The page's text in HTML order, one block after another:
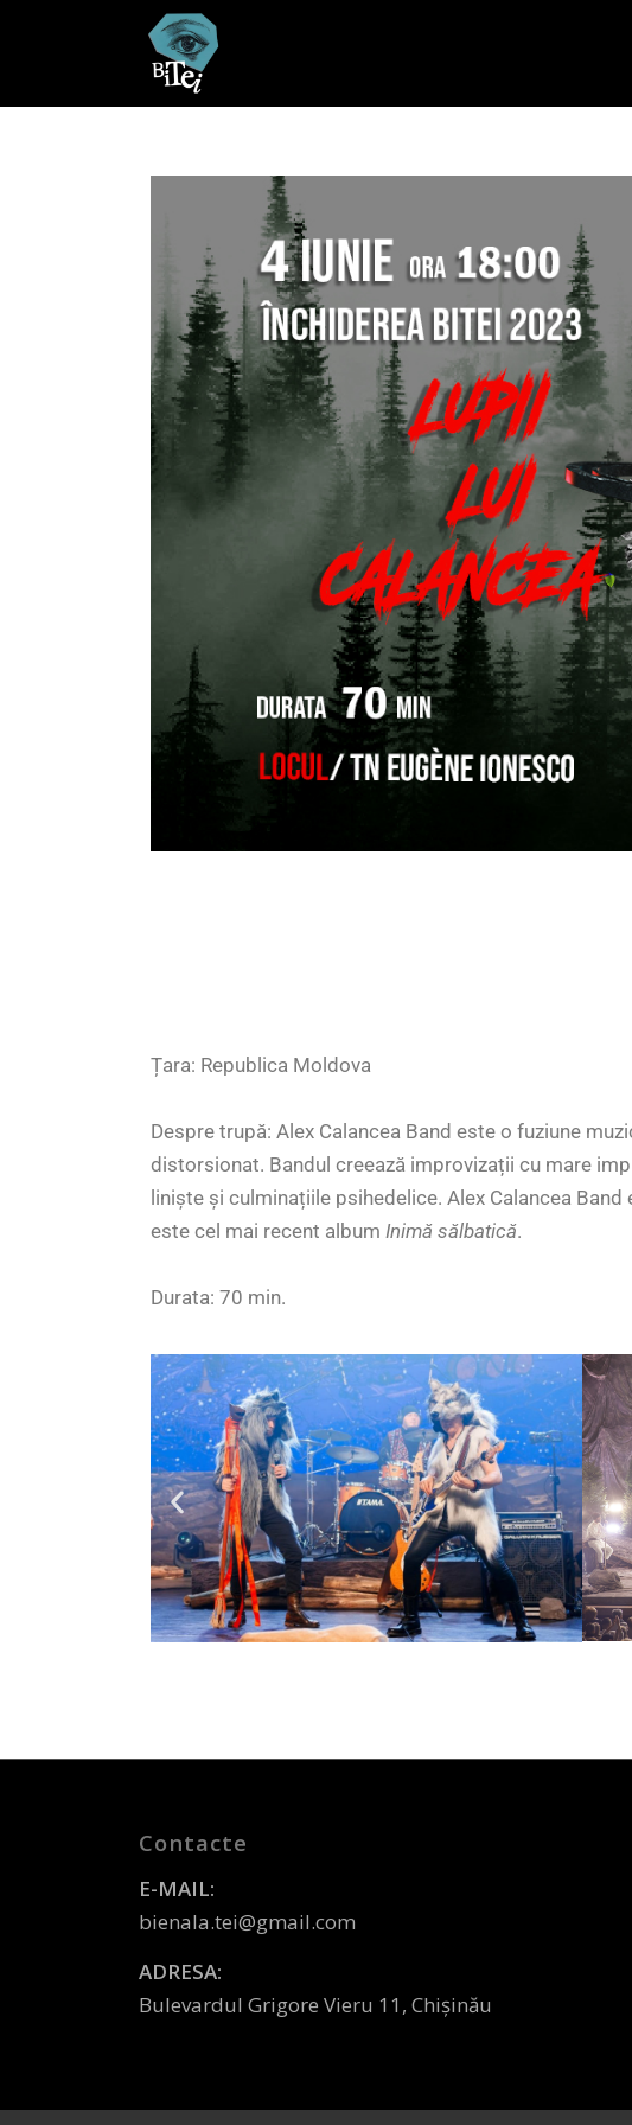
Țara: Republica Moldova
Despre trupă: Alex Calancea Band este o fuziune
distorsionat. Bandul creează improvizații cu mare
liniște și culminațiile psihedelice. Alex Calancea
este cel mai recent album Inimă sălbatică.
Durata: 70 min.
Contacte
E-MAIL:
bienala.tei@gmail.com
ADRESA:
Bulevardul Grigore Vieru 11, Chișinău